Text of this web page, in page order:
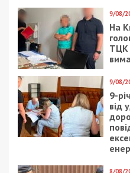
Війна
надійних укриттів.
влітку прийняли
розгортання мережі
новобудовах.
Леонід Турчин,
України:«Якщо
будинок, то
затверджений і
пройшов експертизу,
бомбосховище на